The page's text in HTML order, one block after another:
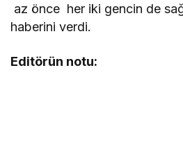
az önce her iki gencin de
haberini verdi.
Editörün notu: